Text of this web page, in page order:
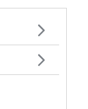
Google
may click to
Google